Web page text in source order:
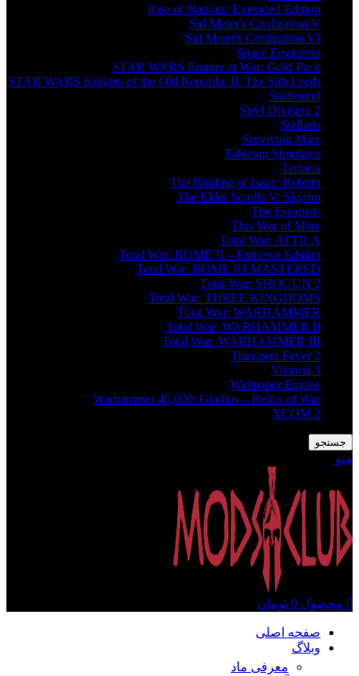
Rise of Nations: Extended Edition
Sid Meier's Civilization V
Sid Meier's Civilization VI
Space Engineers
STAR WARS Empire at War: Gold Pack
STAR WARS Knights of the Old Republic II: The Sith Lords
Starbound
Steel Division 2
Stellaris
Surviving Mars
Tabletop Simulator
Terraria
The Binding of Isaac: Rebirth
The Elder Scrolls V: Skyrim
The Escapists
This War of Mine
Total War: ATTILA
Total War: ROME II – Emperor Edition
Total War: ROME REMASTERED
Total War: SHOGUN 2
Total War: THREE KINGDOMS
Total War: WARHAMMER
Total War: WARHAMMER II
Total War: WARHAMMER III
Transport Fever 2
Victoria 3
Wallpaper Engine
Warhammer 40,000: Gladius – Relics of War
XCOM 2
جستجو
منو
0 محصول 0 تومان
صفحه اصلی
وبلاگ
معرفی ماد